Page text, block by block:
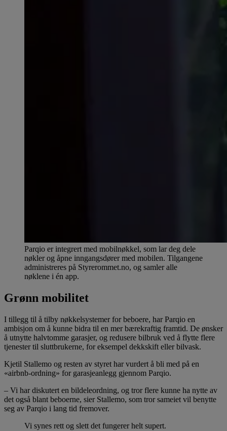
Parqio er integrert med mobilnøkkel, som lar deg dele
nøkler og åpne inngangsdører med mobilen. Tilgangene
administreres på Styrerommet.no, og samler alle
nøklene i én app.
Grønn mobilitet
I tillegg til å tilby nøkkelsystemer for beboere, har Parqio en
ambisjon om å kunne bidra til en mer bærekraftig framtid. De ønsker
å utnytte halvtomme garasjer, og redusere bilbruk ved å flytte flere
tjenester til sluttbrukerne, for eksempel dekkskift eller bilvask.
Kjetil Stallemo og resten av styret har vurdert å bli med på en
«airbnb-ordning» for garasjeanlegg gjennom Parqio.
– Vi har diskutert en bildeleordning, og tror flere kunne ha nytte av
det også blant beboerne, sier Stallemo, som tror sameiet vil benytte
seg av Parqio i lang tid fremover.
Vi synes rett og slett det fungerer helt supert.